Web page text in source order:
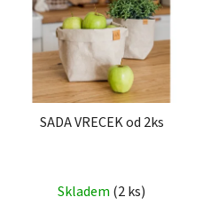
SADA VRECEK od 2ks
hodnocení
Skladem (2 ks)